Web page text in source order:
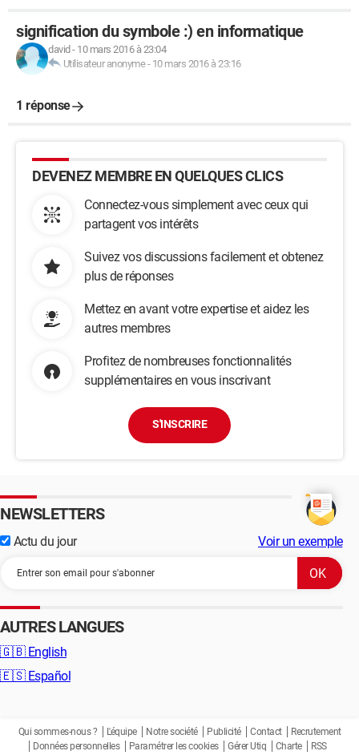
signification du symbole :) en informatique
david - 10 mars 2016 à 23:04
Utilisateur anonyme- 10 mars 2016 à 23:16
1 réponse
DEVENEZ MEMBRE EN QUELQUES CLICS
Connectez-vous simplement avec ceux qui
partagent vos intérêts
Suivez vos discussions facilement et obtenez
plus de réponses
Mettez en avant votre expertise et aidez les
autres membres
Profitez de nombreuses fonctionnalités
supplémentaires en vous inscrivant
S'INSCRIRE
NEWSLETTERS
Actu du jour Voir un exemple
AUTRES LANGUES
🇬🇧 English
🇪🇸 Español
Qui sommes-nous ? L'équipe Notre société Publicité Contact
Recrutement
Données personnelles
Paramétrer les cookies Gérer Utiq Charte RSS